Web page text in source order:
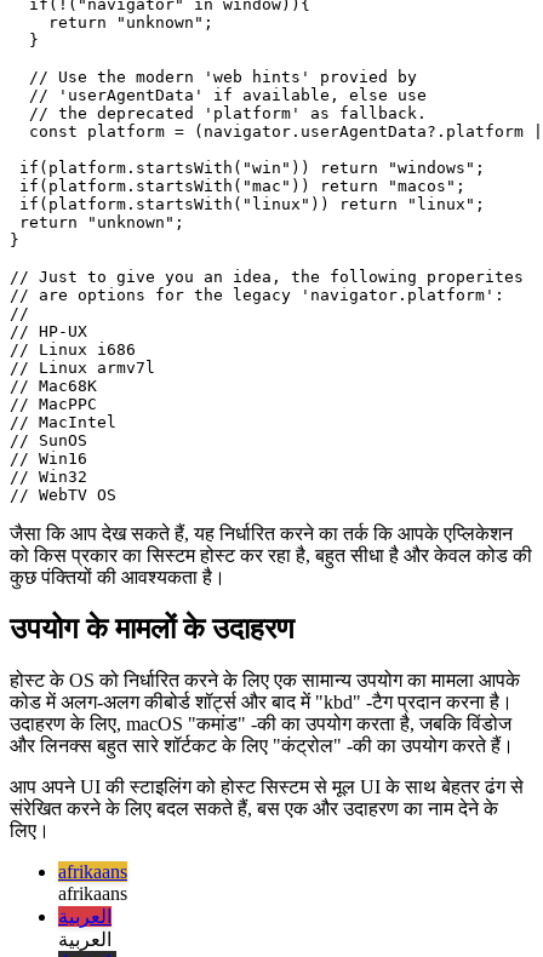
/**
* Retrieve the host platform in a
* best-effort way w/ normalized output.
export function getAgentSystem(){
  if(!("navigator" in window)){
    return "unknown";
  }
  // Use the modern 'web hints' provied by
  // 'userAgentData' if available, else use
  // the deprecated 'platform' as fallback.
const platform = (navigator.userAgentData?.platform
if(platform.startsWith("win")) return "windows";
if(platform.startsWith("mac")) return "macos";
if(platform.startsWith("linux")) return "linux";
return "unknown";
}
// Just to give you an idea, the following properites
// are options for the legacy 'navigator.platform':
//
// HP-UX
// Linux i686
// Linux armv7l
// Mac68K
// MacPPC
// MacIntel
// SunOS
// Win16
// Win32
जैसा कि आप देख सकते हैं, यह निर्धारित करने का तर्क कि आपके एप्लिकेशन
कुछ पंक्तियों की आवश्यकता है।
उपयोग के मामलों के उदाहरण
होस्ट के OS को निर्धारित करने के लिए एक सामान्य उपयोग का मामला आपके
कोड में अलग-अलग कीबोर्ड शॉर्ट्स और बाद में "kbd" -टैग प्रदान करना है।
उदाहरण के लिए, macOS "कमांड" -की का उपयोग करता है, जबकि विंडोज
और लिनक्स बहुत सारे शॉर्टकट के लिए "कंट्रोल" -की का उपयोग करते हैं।
आप अपने UI की स्टाइलिंग को होस्ट सिस्टम से मूल UI के साथ बेहतर ढंग से
संरेखित करने के लिए बदल सकते हैं, बस एक और उदाहरण का नाम देने के
लिए।